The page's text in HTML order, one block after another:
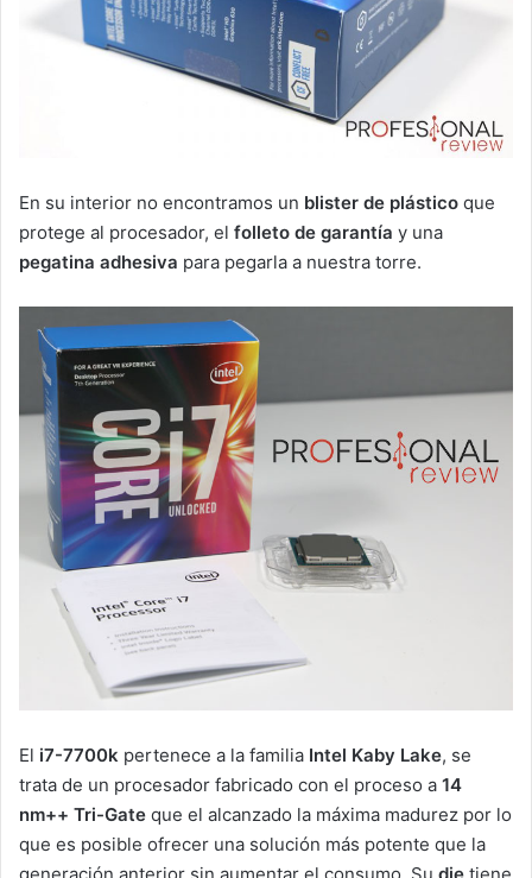
En su interior no encontramos un blister de plástico que
protege al procesador, el folleto de garantía y una
pegatina adhesiva para pegarla a nuestra torre.
El i7-7700k pertenece a la familia Intel Kaby Lake, se
trata de un procesador fabricado con el proceso a 14
nm++ Tri-Gate que el alcanzado la máxima madurez por lo
que es posible ofrecer una solución más potente que la